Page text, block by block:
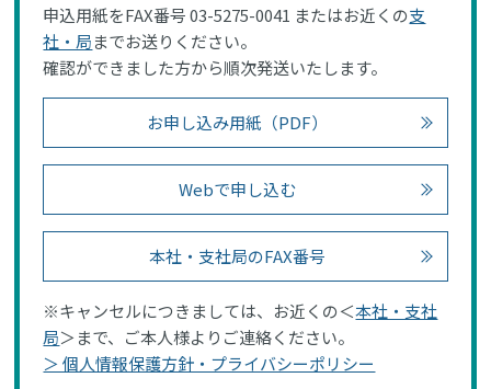
申込用紙をFAX番号 03-5275-0041 またはお近くの支
社・局までお送りください。
確認ができました方から順次発送いたします。
お申し込み用紙（PDF）
Webで申し込む
本社・支社局のFAX番号
※キャンセルにつきましては、お近くの＜本社・支社
局＞まで、ご本人様よりご連絡ください。
＞ 個人情報保護方針・プライバシーポリシー